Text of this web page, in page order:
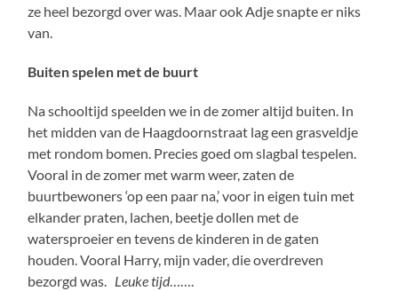
ze heel bezorgd over was. Maar ook Adje snapte er niks
van.
Buiten spelen met de buurt
Na schooltijd speelden we in de zomer altijd buiten. In
het midden van de Haagdoornstraat lag een grasveldje
met rondom bomen. Precies goed om slagbal tespelen.
Vooral in de zomer met warm weer, zaten de
buurtbewoners ‘op een paar na,’ voor in eigen tuin met
elkander praten, lachen, beetje dollen met de
watersproeier en tevens de kinderen in de gaten
houden. Vooral Harry, mijn vader, die overdreven
bezorgd was. Leuke tijd…….